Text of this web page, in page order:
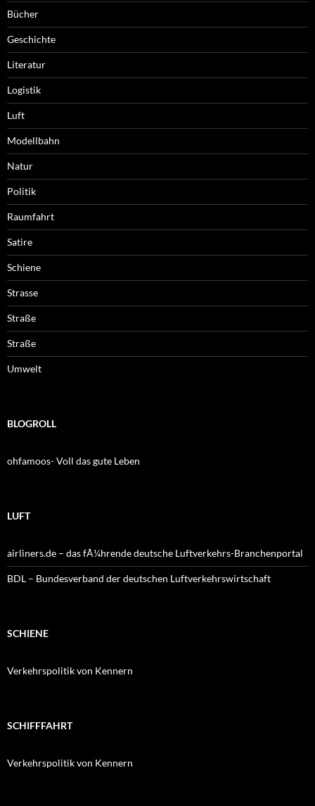
Bücher
Geschichte
Literatur
Logistik
Luft
Modellbahn
Natur
Politik
Raumfahrt
Satire
Schiene
Strasse
Straße
Straße
Umwelt
BLOGROLL
ohfamoos- Voll das gute Leben
LUFT
airliners.de – das fÃ¼hrende deutsche Luftverkehrs-Branchenportal
BDL – Bundesverband der deutschen Luftverkehrswirtschaft
SCHIENE
Verkehrspolitik von Kennern
SCHIFFFAHRT
Verkehrspolitik von Kennern